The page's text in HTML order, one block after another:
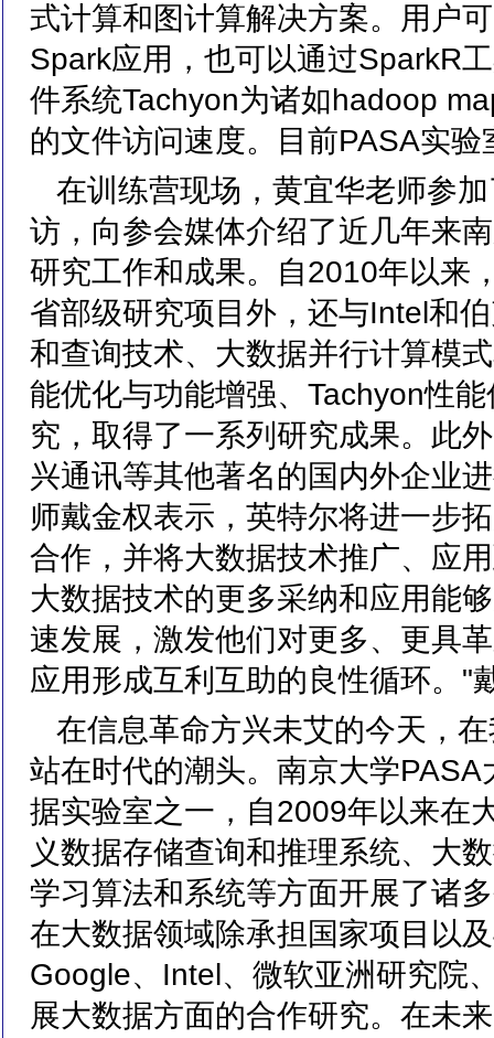
式计算和图计算解决方案。用户
Spark应用，也可以通过SparkR
件系统Tachyon为诸如hadoop
的文件访问速度。目前PASA实
在训练营现场，黄宜华老师参
访，向参会媒体介绍了近几年来
研究工作和成果。自2010年以来
省部级研究项目外，还与Intel和
和查询技术、大数据并行计算模
能优化与功能增强、Tachyon性
究，取得了一系列研究成果。此
兴通讯等其他著名的国内外企业
师戴金权表示，英特尔将进一步
合作，并将大数据技术推广、应
大数据技术的更多采纳和应用能
速发展，激发他们对更多、更具
应用形成互利互助的良性循环。"
在信息革命方兴未艾的今天，
站在时代的潮头。南京大学
据实验室之一，自2009年以来在
义数据存储查询和推理系统、大
学习算法和系统等方面开展了诸
在大数据领域除承担国家项目以
Google、Intel、微软亚洲研究院
展大数据方面的合作研究。在未